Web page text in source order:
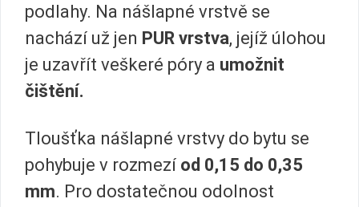
podlahy. Na nášlapné vrstvě se
nachází už jen PUR vrstva, jejíž úlohou
je uzavřít veškeré póry a umožnit
čištění.
Tloušťka nášlapné vrstvy do bytu se
pohybuje v rozmezí od 0,15 do 0,35
mm. Pro dostatečnou odolnost